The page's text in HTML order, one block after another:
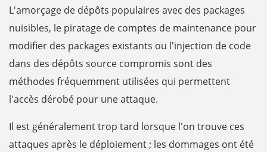
L'amorçage de dépôts populaires avec des packages
nuisibles, le piratage de comptes de maintenance pour
modifier des packages existants ou l'injection de code
dans des dépôts source compromis sont des
méthodes fréquemment utilisées qui permettent
l'accès dérobé pour une attaque.
Il est généralement trop tard lorsque l'on trouve ces
attaques après le déploiement ; les dommages ont été